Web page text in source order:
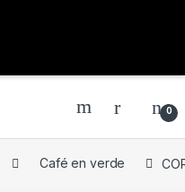
0
Café en verde